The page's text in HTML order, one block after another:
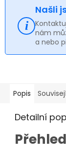
Našli
nám
a nebo
Popis
Detailní